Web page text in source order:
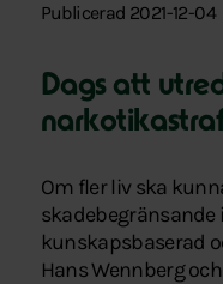
Publicerad 2021-12-04
Dags att
Om fler liv ska
kunskapsbaserad
Hans Wennberg